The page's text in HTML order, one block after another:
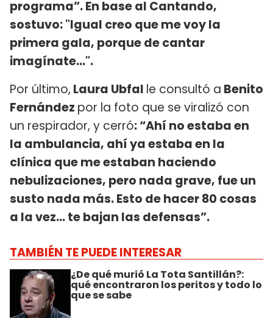
programa”. En base al Cantando,
sostuvo: "Igual creo que me voy la
primera gala, porque de cantar
imagínate...".
Por último, Laura Ubfal le consultó a Benito
Fernández por la foto que se viralizó con
un respirador, y cerró: “Ahí no estaba en
la ambulancia, ahí ya estaba en la
clínica que me estaban haciendo
nebulizaciones, pero nada grave, fue un
susto nada más. Esto de hacer 80 cosas
a la vez... te bajan las defensas”.
TAMBIÉN TE PUEDE INTERESAR
¿De qué murió La Tota Santillán?:
qué encontraron los peritos y todo lo
que se sabe